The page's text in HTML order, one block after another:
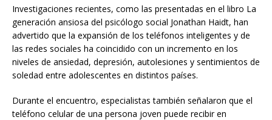
Investigaciones recientes, como las presentadas en el libro La
generación ansiosa del psicólogo social Jonathan Haidt, han
advertido que la expansión de los teléfonos inteligentes y de
las redes sociales ha coincidido con un incremento en los
niveles de ansiedad, depresión, autolesiones y sentimientos de
soledad entre adolescentes en distintos países.
Durante el encuentro, especialistas también señalaron que el
teléfono celular de una persona joven puede recibir en